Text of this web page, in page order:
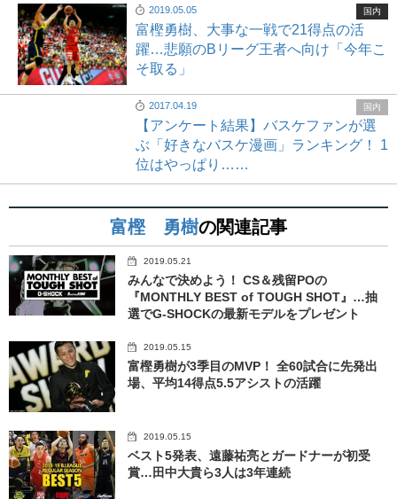
2019.05.05
富樫勇樹、大事な一戦で21得点の活
躍…悲願のBリーグ王者へ向け「今年こ
そ取る」
国内
2017.04.19
【アンケート結果】バスケファンが選
ぶ「好きなバスケ漫画」ランキング！ 1
位はやっぱり……
国内
富樫 勇樹の関連記事
2019.05.21
みんなで決めよう！ CS＆残留POの
『MONTHLY BEST of TOUGH SHOT』…抽
選でG-SHOCKの最新モデルをプレゼント
2019.05.15
富樫勇樹が3季目のMVP！ 全60試合に先発出
場、平均14得点5.5アシストの活躍
2019.05.15
ベスト5発表、遠藤祐亮とガードナーが初受
賞…田中大貴ら3人は3年連続